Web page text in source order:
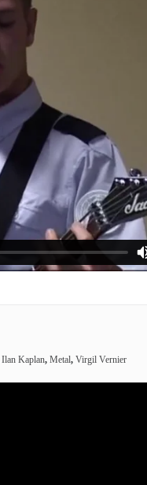
Ilan Kaplan, Metal, Virgil Vernier